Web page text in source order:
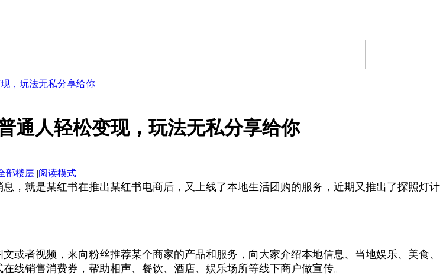
，玩法无私分享给你
通人轻松变现，玩法无私分享给你
部楼层 |阅读模式
，就是某红书在推出某红书电商后，又上线了本地生活团购的服务，近期又推出了探照灯计
或者视频，来向粉丝推荐某个商家的产品和服务，向大家介绍本地信息、当地娱乐、美食、
线销售消费券，帮助相声、餐饮、酒店、娱乐场所等线下商户做宣传。